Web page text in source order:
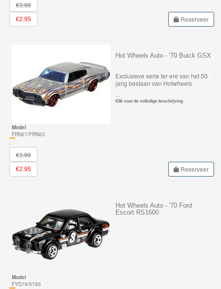
Majorette
autos
GraviTrax
Little
Dutch
Super
Mario
Disney
Aanbiedingen
Märklin
H0
€3.99
€2.95 Reserveer
Hot Wheels Auto - '70 Buick GSX
Exclusieve serie ter ere van het 50
jarig bestaan van Hotwheels
...
Klik voor de volledige beschrijving
Model
FRN27/FRN23
-
€3.99
€2.95 Reserveer
Hot Wheels Auto - '70 Ford
Escort RS1600
Model
FYD79/5785